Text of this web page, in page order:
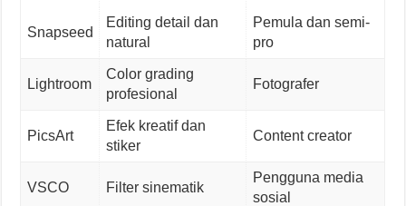
Snapseed
Editing detail dan
natural
Pemula dan semi-
pro
Lightroom
Color grading
profesional
Fotografer
PicsArt
Efek kreatif dan
stiker
Content creator
VSCO Filter sinematik
Pengguna media
sosial